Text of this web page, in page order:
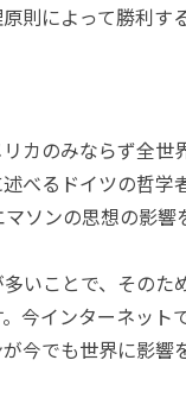
則によって勝利す
カのみならず全世
べるドイツの哲学
ソンの思想の影響
いことで、そのた
今インターネット
今でも世界に影響